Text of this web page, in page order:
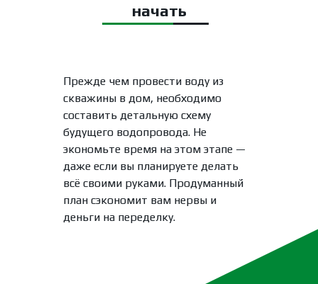
начать
Прежде чем провести воду из
скважины в дом, необходимо
составить детальную схему
будущего водопровода. Не
экономьте время на этом этапе —
даже если вы планируете делать
всё своими руками. Продуманный
план сэкономит вам нервы и
деньги на переделку.